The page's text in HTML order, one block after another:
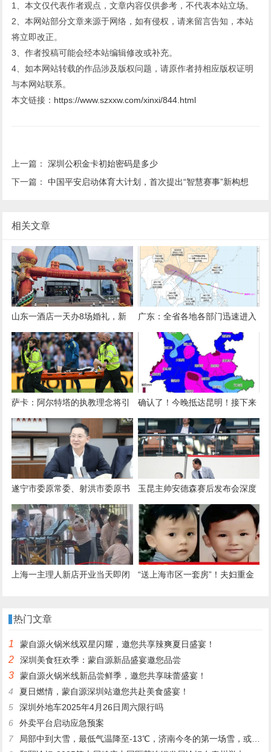
1、本文仅代表作者观点，文章内容仅供参考，不代表本站立场。
2、本网站部分文章来源于网络，如有侵权，请来留言告知，本站
将立即改正。
3、作者投稿可能会经本站编辑修改或补充。
4、如本网站转载的作品涉及版权问题，请原作者持相应版权证明
与本网站联系。
本文链接： https://www.szxxw.com/xinxi/844.html
上一篇：深圳公积金卡初始密码是多少
下一篇：中国平安启动体育大计划，首次提出“智慧赛事”新构想
相关文章
山东一酒店一天办8场婚礼，新
人共用一个充气拱门，酒店称免
费提供：大家都想放前面，顺序
不好协调
广东：全省各地各部门迅速进入
临战状态
萨卡：阿尔特塔的执教理念将引
领阿森纳走向成功
确认了！今晚抵达昆明！接下来
更猛，这期间暂停外出
遂宁市委原常委、射洪市委原书
记谭晓政任四川省交通厅副厅长
玉昆主帅安德森赛后发布会深度
解析：为何对北京队表达赞赏？
上海一主理人新店开业当天即闭
晕倒，商场：已送医，另有人中
“送上海市区一套房”！夫妇重金
热门文章
1 蒙自源火锅米线双星闪耀，邀您共享辣爽夏日盛宴！
2 深圳美食狂欢季：蒙自源新品盛宴邀您品尝
3
蒙自源火锅米线新品尝鲜季，邀您共享味蕾盛宴！
4
夏日燃情，蒙自源深圳站邀您共赴美食盛宴！
5
深圳外地车2025年4月26日周六限行吗
6
外卖平台启动应急预案
7
局部中到大雪，最低气温降至-13℃，济南今冬的第一场雪，或跟去年同一时间！